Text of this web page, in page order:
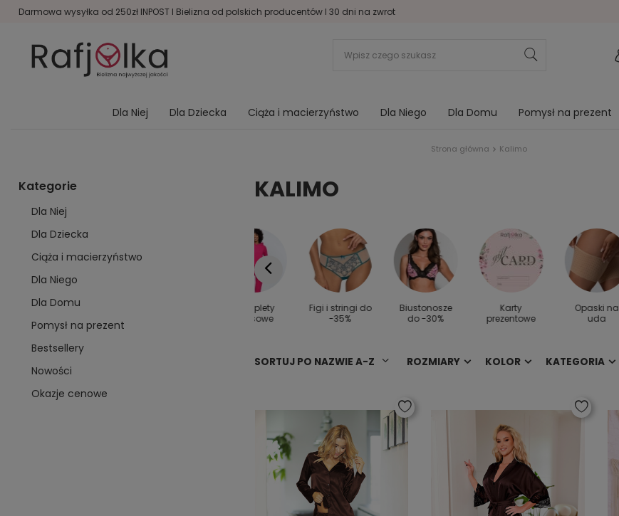
Darmowa wysyłka od 250zł INPOST I Bielizna od polskich producentów I 30 dni na zwrot
Dla Niej Dla Dziecka Ciąża i macierzyństwo Dla Niego Dla Domu Pomysł na prezent
Strona główna Kalimo
Kategorie
Dla Niej
Dla Dziecka
Ciąża i macierzyństwo
Dla Niego
Dla Domu
Pomysł na prezent
Bestsellery
Nowości
Okazje cenowe
KALIMO
Kolanówki
damskie
Komplety
dresowe
Figi i stringi do
-35%
Biustonosze
do -30%
Karty
prezentowe
Opaski na
uda
SORTUJ PO NAZWIE A-Z ROZMIARY KOLOR KATEGORIA